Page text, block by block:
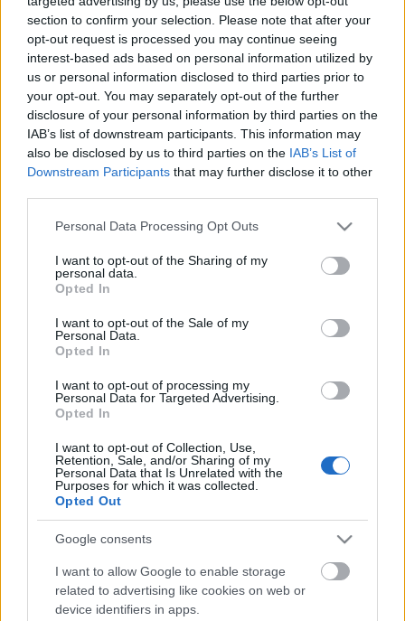
section to confirm your selection. Please note that after your
opt-out request is processed you may continue seeing
interest-based ads based on personal information utilized by
us or personal information disclosed to third parties prior to
your opt-out. You may separately opt-out of the further
disclosure of your personal information by third parties on the
IAB’s list of downstream participants. This information may
also be disclosed by us to third parties on the IAB’s List of
Downstream Participants that may further disclose it to other
Please note that this website/app uses one or more Google
not limited to your visit or usage behaviour. You may click to
grant or deny consent to Google and its third-party tags to
use your data for below specified purposes in below Google
consent section.
Personal Data Processing Opt Outs
I want to opt-out of the Sharing of my
personal data.
Opted In
I want to opt-out of the Sale of my
Personal Data.
Opted In
I want to opt-out of processing my
Personal Data for Targeted Advertising.
Opted In
I want to opt-out of Collection, Use,
Retention, Sale, and/or Sharing of my
Personal Data that Is Unrelated with the
Purposes for which it was collected.
Opted Out
Google consents
I want to allow Google to enable storage
related to advertising like cookies on web or
device identifiers in apps.
ami a mozgókép feltalálása nyomán a szavak
színházával és játékosaival történt.
Az EDIT 2005 fesztivál a mai magyar és nemzetközi
mezőny legjobb alkotásaiból válogat, és reményeink
szerint nem csupán a szakmabeliek számára lesz
izgalmas. Olyan világhírű alkotók, társulatok
munkáival is találkozhatunk majd, mint Wayne
McGregor, Javier de Frutos, a Lalala Human Steps,
DV8 Társulat vagy Angelin Preljocaj.
Célunk, hogy a szakmán kívül a nagyközönség is
megismerhesse ezt a nálunk még gyerekcipőben
járó, máshol viszont már évtizedek óta virágzó
művészeti ágat, mely a két művészeti terület
találkozásának egyik lehetséges output-ja. A táncot
egyes filmben gondolkozó alkotók a megszokottnál
tágabban értelmezik, így nem szabad
meglepődnünk, ha több munkában nem találjuk a
klasszikus technikai megoldásokat és
szerkesztésmódot.
Az általunk válogatott filmeket nehezen tudnánk
témák köré csoportosítani, ehelyett az egyes
blokkokban inkább a sokszínűségre helyeztük a
hangsúlyt, a táncfilm minél szélesebb spektrumát
igyekszünk megmutatni, hogy mennyire
különbözőképpen gondolkodnak az alkotók táncról,